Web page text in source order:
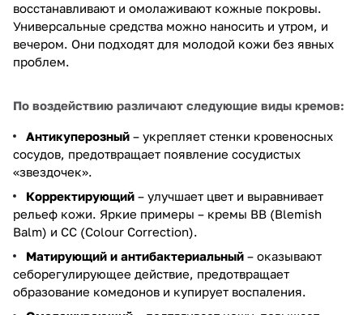
восстанавливают и омолаживают кожные покровы.
Универсальные средства можно наносить и утром, и
вечером. Они подходят для молодой кожи без явных
проблем.
По воздействию различают следующие виды кремов:
Антикуперозный – укрепляет стенки кровеносных
сосудов, предотвращает появление сосудистых
«звездочек».
Корректирующий – улучшает цвет и выравнивает
рельеф кожи. Яркие примеры – кремы ВВ (Blemish
Balm) и СС (Colour Correction).
Матирующий и антибактериальный – оказывают
себорегулирующее действие, предотвращает
образование комедонов и купирует воспаления.